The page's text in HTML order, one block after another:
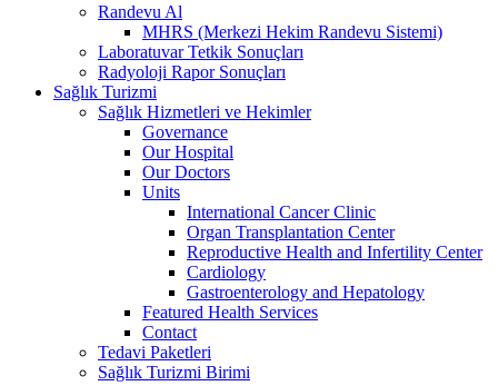
Randevu Al
MHRS (Merkezi Hekim Randevu Sistemi)
Laboratuvar Tetkik Sonuçları
Radyoloji Rapor Sonuçları
Sağlık Turizmi
Sağlık Hizmetleri ve Hekimler
Governance
Our Hospital
Our Doctors
Units
International Cancer Clinic
Organ Transplantation Center
Reproductive Health and Infertility Center
Cardiology
Gastroenterology and Hepatology
Featured Health Services
Contact
Tedavi Paketleri
Sağlık Turizmi Birimi